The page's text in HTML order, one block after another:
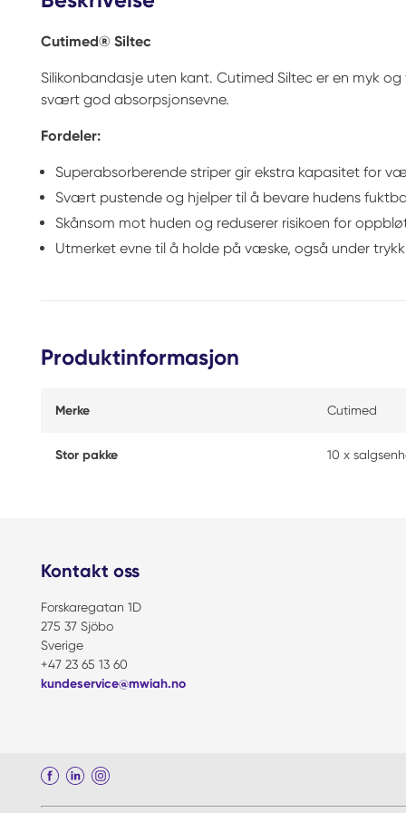
Cutimed® Siltec
Silikonbandasje uten kant. Cutimed Siltec er en myk
svært god absorpsjonsevne.
Fordeler:
Superabsorberende striper gir ekstra kapasitet for
Svært pustende og hjelper til å bevare hudens
Skånsom mot huden og reduserer risikoen for
Utmerket evne til å holde på væske, også under trykk
Produktinformasjon
Merke Cutimed
Stor pakke 10 x
Kontakt oss
Forskaregatan 1D
275 37 Sjöbo
Sverige
+47 23 65 13 60
kundeservice@mwiah.no